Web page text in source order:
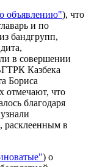
объявлению"), что
и по
бандгрупп,
в совершении
Казбека
Бориса
отмечают, что
благодаря
расклеенным в
) о